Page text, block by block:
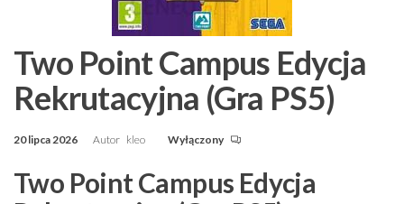
Two Point Campus Edycja
Rekrutacyjna (Gra PS5)
20 lipca 2026 Autor kleo Wyłączony
Two Point Campus Edycja